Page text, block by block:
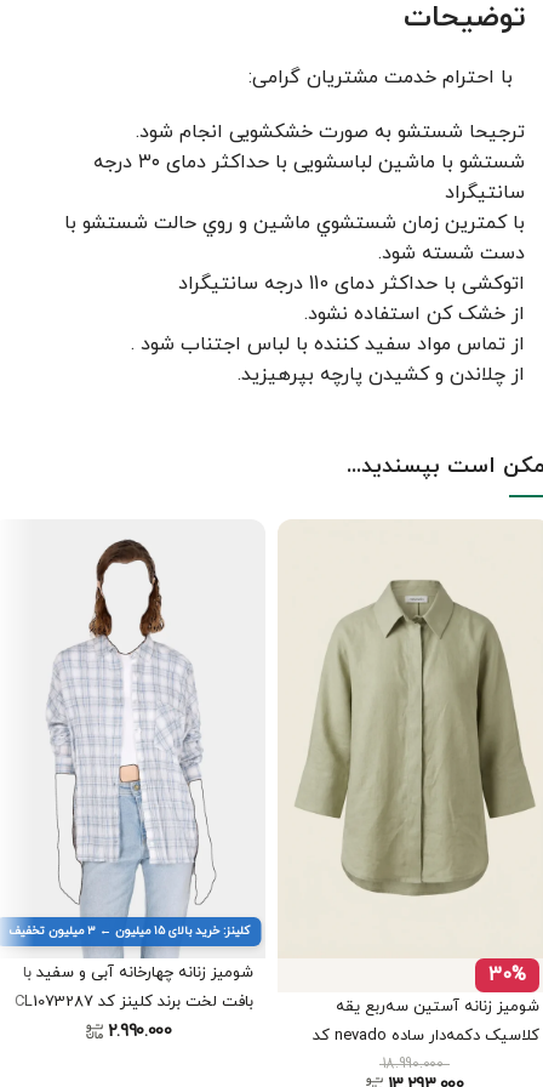
توضیحات
با احترام خدمت مشتریان گرامی:
ترجیحا شستشو به صورت خشکشویی انجام شود.
شستشو با ماشین لباسشویی با حداکثر دمای ۳۰ درجه
سانتیگراد
با کمترين زمان شستشوي ماشين و روي حالت شستشو با
دست شسته شود.
اتوکشی با حداکثر دمای 110 درجه سانتیگراد
از خشک کن استفاده نشود.
از تماس مواد سفید کننده با لباس اجتناب شود .
از چلاندن و کشيدن پارچه بپرهيزيد.
است بپسندید...
30%
شومیز زنانه آستین سه‌ربع یقه
کلاسیک دکمه‌دار ساده nevado کد
404112491850
18.990.000
کلینز: خرید بالای ۱۵ میلیون ← ۳ میلیون تخفیف
شومیز زنانه چهارخانه آبی و سفید با
بافت لخت برند کلینز کد CL1073287
2.990.000